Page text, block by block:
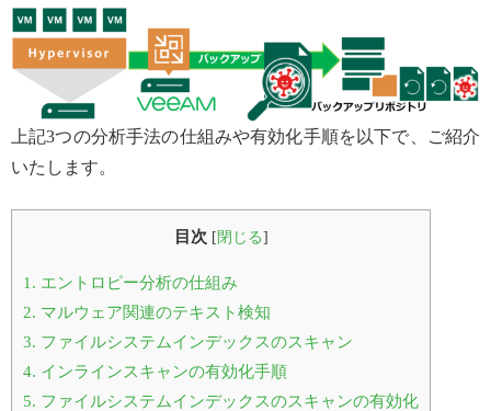
上記3つの分析手法の仕組みや有効化手順を以下で、ご紹介
いたします。
目次 [ 閉じる]
1. エントロピー分析の仕組み
2. マルウェア関連のテキスト検知
3. ファイルシステムインデックスのスキャン
4. インラインスキャンの有効化手順
5. ファイルシステムインデックスのスキャンの有効化